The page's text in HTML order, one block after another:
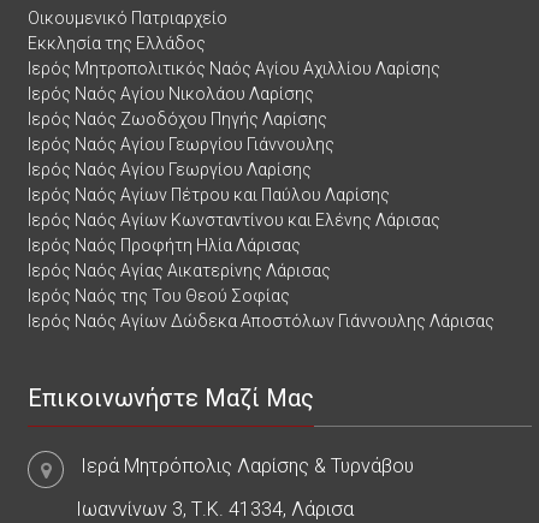
Οικουμενικό Πατριαρχείο
Εκκλησία της Ελλάδος
Ιερός Μητροπολιτικός Ναός Αγίου Αχιλλίου Λαρίσης
Ιερός Ναός Αγίου Νικολάου Λαρίσης
Ιερός Ναός Ζωοδόχου Πηγής Λαρίσης
Ιερός Ναός Αγίου Γεωργίου Γιάννουλης
Ιερός Ναός Αγίου Γεωργίου Λαρίσης
Ιερός Ναός Αγίων Πέτρου και Παύλου Λαρίσης
Ιερός Ναός Αγίων Κωνσταντίνου και Ελένης Λάρισας
Ιερός Ναός Προφήτη Ηλία Λάρισας
Ιερός Ναός Αγίας Αικατερίνης Λάρισας
Ιερός Ναός της Του Θεού Σοφίας
Ιερός Ναός Αγίων Δώδεκα Αποστόλων Γιάννουλης Λάρισας
Επικοινωνήστε Μαζί Μας
Ιερά Μητρόπολις Λαρίσης & Τυρνάβου
Ιωαννίνων 3, Τ.Κ. 41334, Λάρισα